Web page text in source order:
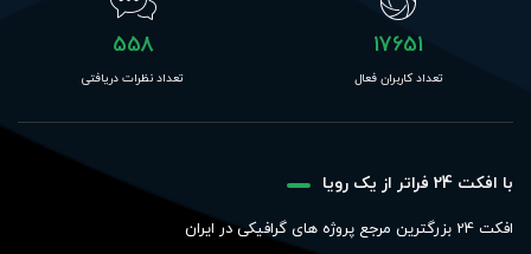
17651
تعداد کاربران فعال
558
تعداد نظرات دریافتی
با افکت 24 فراتر از یک رویا
افکت 24 بزرگترین مرجع پروژه های گرافیکی در ایران